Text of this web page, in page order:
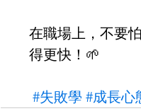
在職場上，不要
得更快！🌱
#失敗學 #成長心